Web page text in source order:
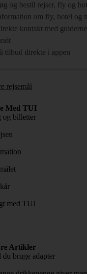
og bestil rejser, fly og
om fly, hotel og
kontakt med
tilbud direkte i appen
rejsemål
Med TUI
og billetter
med TUI
Artikler
du bruge adapter